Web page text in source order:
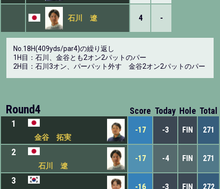
石川 遼 4 -
No.18H(409yds/par4)の繰り返し
1H目：石川、金谷とも2オン2パットのパー
2H目：石川3オン、パーパット外す 金谷2オン2パットのパー
Round4 Score Today Hole Total
1
金谷 拓実
-17 -3 FIN 271
2
石川 遼
-17 -4 FIN 271
3
-16 -3 FIN 272